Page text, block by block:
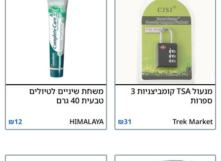
מנעול TSA קומביצניות 3
ספרות
Trek Market
₪31
משחת שיניים לטיולים
טבעית 40 גרם
HIMALAYA
₪12